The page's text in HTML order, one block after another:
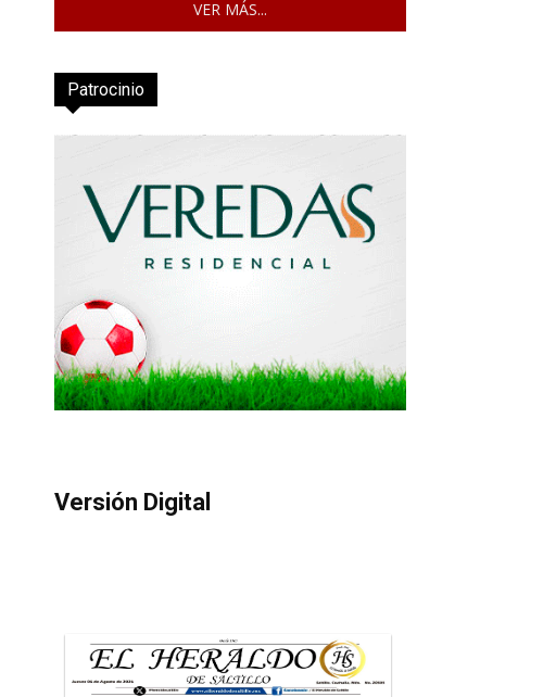
VER MÁS...
Patrocinio
Versión Digital